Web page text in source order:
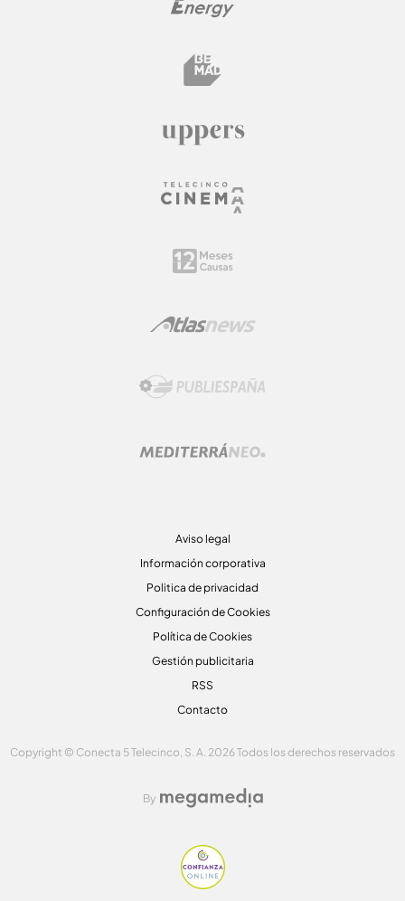
Aviso legal
Información corporativa
Politica de privacidad
Configuración de Cookies
Política de Cookies
Gestión publicitaria
RSS
Contacto
Copyright © Conecta 5 Telecinco, S. A. 2026 Todos los derechos reservados
By